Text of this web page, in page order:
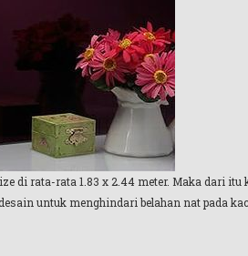
di rata-rata 1.83 x 2.44 meter. Maka dari itu
untuk menghindari belahan nat pada